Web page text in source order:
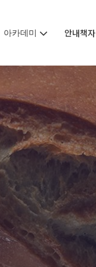
아카데미 안내책자